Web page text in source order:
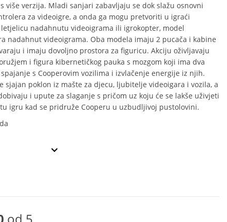
više verzija. Mladi sanjari zabavljaju se dok slažu osnovni
za videoigre, a onda ga mogu pretvoriti u igraći
letjelicu nadahnutu videoigrama ili igrokopter, model
nadahnut videoigrama. Oba modela imaju 2 pucača i kabine
i imaju dovoljno prostora za figuricu. Akciju oživljavaju
i figura kibernetičkog pauka s mozgom koji ima dva
spajanje s Cooperovim vozilima i izvlačenje energije iz njih.
sjajan poklon iz mašte za djecu, ljubitelje videoigara i vozila, a
i upute za slaganje s pričom uz koju će se lakše uživjeti
igru kad se pridruže Cooperu u uzbudljivoj pustolovini.